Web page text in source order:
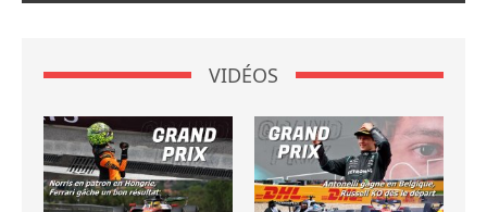
VIDÉOS